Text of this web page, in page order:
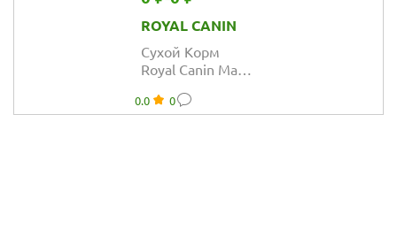
ROYAL CANIN
Сухой Корм
Royal Canin Maxi
щенков крупных
0.0 0